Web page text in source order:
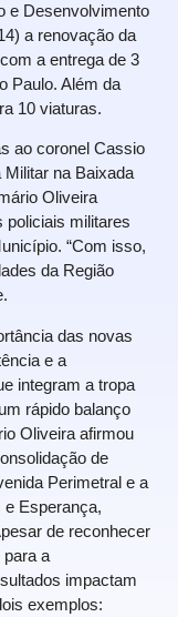
e Desenvolvimento
a renovação da
a entrega de 3
Paulo. Além da
10 viaturas.
ao coronel Cassio
na Baixada
Oliveira
policiais militares
“Com isso,
da Região
das novas
e a
integram a tropa
rápido balanço
Oliveira afirmou
de
Perimetral e a
Esperança,
de reconhecer
para a
impactam
exemplos: